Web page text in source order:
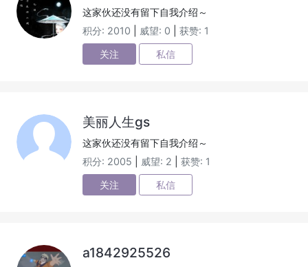
这家伙还没有留下自我介绍～
积分: 2010
威望: 0
获赞: 1
关注
私信
美丽人生gs
这家伙还没有留下自我介绍～
积分: 2005
威望: 2
获赞: 1
关注
私信
a1842925526